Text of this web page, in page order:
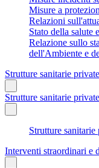
Misure a
Relazioni
Stato della salute
Relazione sullo
dell'Ambiente e
Strutture sanitarie
Strutture sanitarie
Strutture sanitarie
Interventi straordinari e